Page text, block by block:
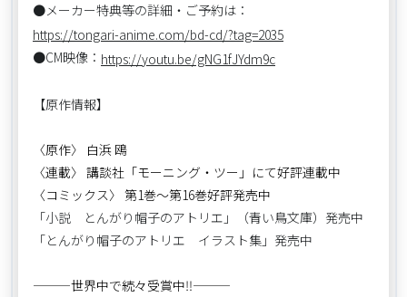
●メーカー特典等の詳細・ご予約は：
https://tongari-anime.com/bd-cd/?tag=2035
●CM映像： https://youtu.be/gNG1fJYdm9c
【原作情報】
〈原作〉 白浜 鴎
〈連載〉 講談社「モーニング・ツー」にて好評連載中
〈コミックス〉 第1巻～第16巻好評発売中
「小説 とんがり帽子のアトリエ」（青い鳥文庫）発売中
「とんがり帽子のアトリエ イラスト集」発売中
―――世界中で続々受賞中‼―――